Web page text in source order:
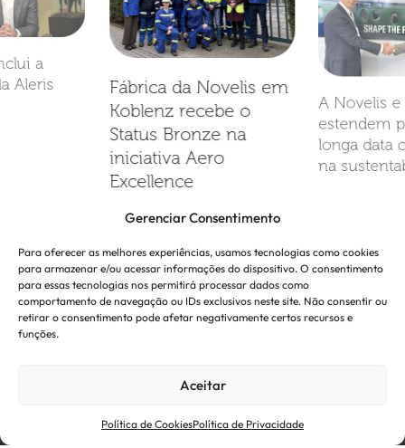
Gerenciar Consentimento
Para oferecer as melhores experiências, usamos tecnologias como cookies
para armazenar e/ou acessar informações do dispositivo. O consentimento
para essas tecnologias nos permitirá processar dados como
comportamento de navegação ou IDs exclusivos neste site. Não consentir ou
retirar o consentimento pode afetar negativamente certos recursos e
funções.
Aceitar
Política de CookiesPolítica de Privacidade
a
Aleris
Fábrica da Novelis em
Koblenz recebe o
Status Bronze na
iniciativa Aero
Excellence
A Novelis e
estendem
longa data
na
Ver todas as notícias